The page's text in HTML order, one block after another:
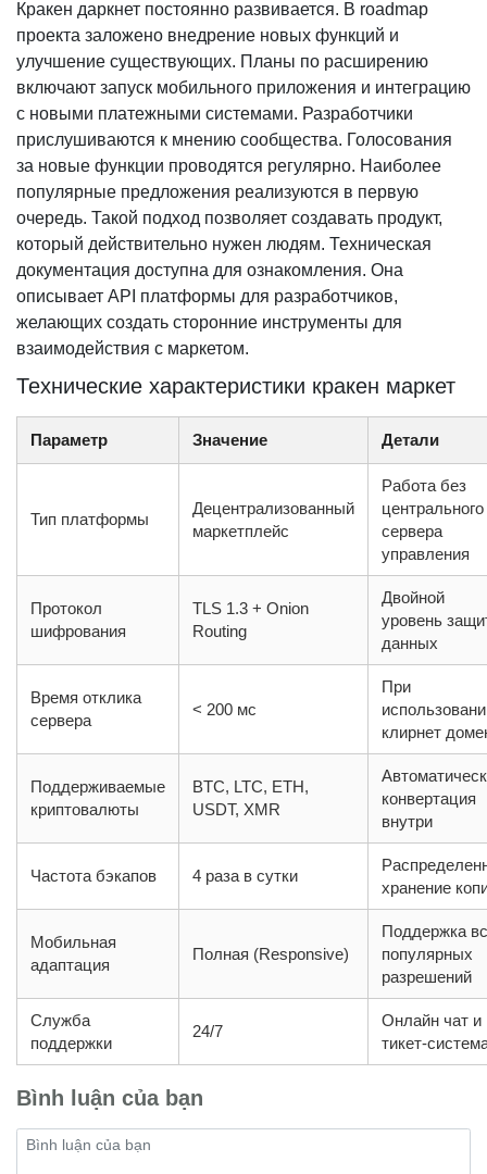
Кракен даркнет постоянно развивается. В roadmap
проекта заложено внедрение новых функций и
улучшение существующих. Планы по расширению
включают запуск мобильного приложения и интеграцию
с новыми платежными системами. Разработчики
прислушиваются к мнению сообщества. Голосования
за новые функции проводятся регулярно. Наиболее
популярные предложения реализуются в первую
очередь. Такой подход позволяет создавать продукт,
который действительно нужен людям. Техническая
документация доступна для ознакомления. Она
описывает API платформы для разработчиков,
желающих создать сторонние инструменты для
взаимодействия с маркетом.
Технические характеристики кракен маркет
Параметр Значение Детали
Тип платформы
Децентрализованный
маркетплейс
Работа без
центрального
сервера
управления
Протокол
шифрования
TLS 1.3 + Onion
Routing
Двойной
уровень
данных
Время отклика
сервера
< 200 мс
При
клирнет
Поддерживаемые
криптовалюты
BTC, LTC, ETH,
USDT, XMR
конвертация
внутри
Частота бэкапов 4 раза в сутки
хранение
Мобильная
адаптация
Полная (Responsive)
Поддержка
популярных
разрешений
Служба
поддержки
24/7
Онлайн чат и
тикет-
Bình luận của bạn